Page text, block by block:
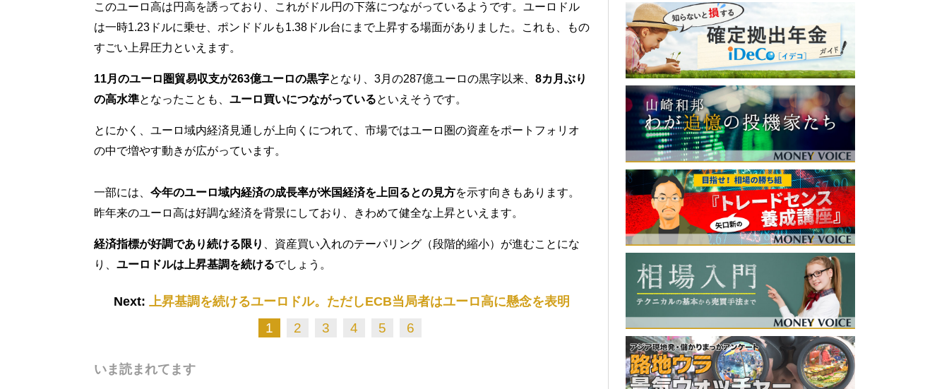
このユーロ高は円高を誘っており、これがドル円の下落につながっているようです。ユーロドル
は一時1.23ドルに乗せ、ポンドドルも1.38ドル台にまで上昇する場面がありました。これも、もの
すごい上昇圧力といえます。
11月のユーロ圏貿易収支が263億ユーロの黒字となり、3月の287億ユーロの黒字以来、 8カ月ぶり
の高水準となったことも、 ユーロ買いにつながっているといえそうです。
とにかく、ユーロ域内経済見通しが上向くにつれて、市場ではユーロ圏の資産をポートフォリオ
の中で増やす動きが広がっています。
一部には、 今年のユーロ域内経済の成長率が米国経済を上回るとの見方を示す向きもあります。
昨年来のユーロ高は好調な経済を背景にしており、きわめて健全な上昇といえます。
経済指標が好調であり続ける限り
、資産買い入れのテーパリング（段階的縮小）が進むことにな
り、 ユーロドルは上昇基調を続けるでしょう。
Next: 上昇基調を続けるユーロドル。ただしECB当局者はユーロ高に懸念を表明
1 2 3 4 5 6
いま読まれてます